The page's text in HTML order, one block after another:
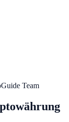
Team